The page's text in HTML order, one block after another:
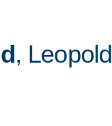
, Leopold